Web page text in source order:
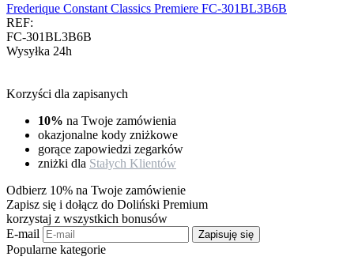
Frederique Constant Classics Premiere FC-301BL3B6B
REF:
FC-301BL3B6B
Wysyłka 24h
Korzyści dla zapisanych
10% na Twoje zamówienia
okazjonalne kody zniżkowe
gorące zapowiedzi zegarków
zniżki dla Stałych Klientów
Odbierz 10% na Twoje zamówienie
Zapisz się i dołącz do Doliński Premium
korzystaj z wszystkich bonusów
E-mail
Zapisuję się
Popularne kategorie